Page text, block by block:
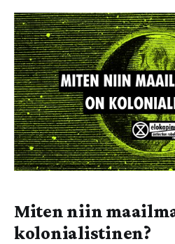
olennoilla ei ole laillista oikeutta
loukkaamattomuuteen.
olentojen oikeutta elämään,
Miten niin
kolonialistinen?